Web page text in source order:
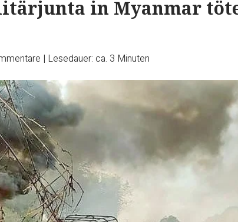
in Myanmar
| Lesedauer: ca. 3 Minuten